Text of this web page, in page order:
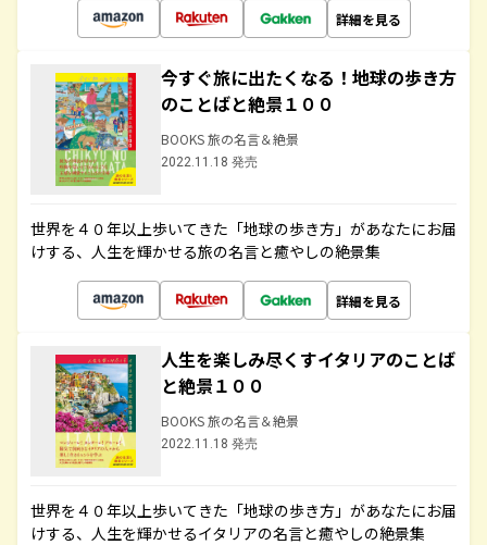
詳細を見る
今すぐ旅に出たくなる！地球の歩き方
のことばと絶景１００
BOOKS 旅の名言＆絶景
2022.11.18 発売
世界を４０年以上歩いてきた「地球の歩き方」があなたにお届
けする、人生を輝かせる旅の名言と癒やしの絶景集
詳細を見る
人生を楽しみ尽くすイタリアのことば
と絶景１００
BOOKS 旅の名言＆絶景
2022.11.18 発売
世界を４０年以上歩いてきた「地球の歩き方」があなたにお届
けする、人生を輝かせるイタリアの名言と癒やしの絶景集